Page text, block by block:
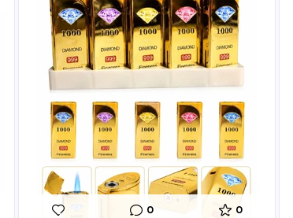
0 0